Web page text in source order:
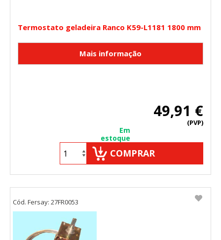
Termostato geladeira Ranco K59-L1181 1800 mm
49,91 €
(PVP)
Em
estoque
COMPRAR
Cód. Fersay: 27FR0053